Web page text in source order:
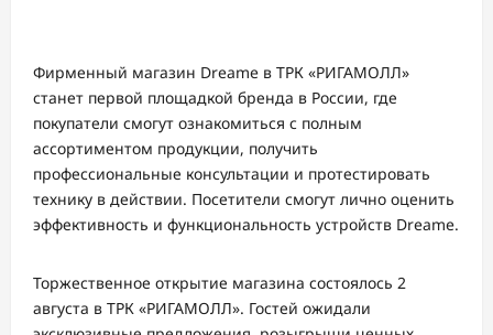
Фирменный магазин Dreame в ТРК «РИГАМОЛЛ»
станет первой площадкой бренда в России, где
покупатели смогут ознакомиться с полным
ассортиментом продукции, получить
профессиональные консультации и протестировать
технику в действии. Посетители смогут лично оценить
эффективность и функциональность устройств Dreame.
Торжественное открытие магазина состоялось 2
августа в ТРК «РИГАМОЛЛ». Гостей ожидали